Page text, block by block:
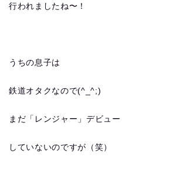
行われましたね〜！
うちの息子は
鉄道オタクなので(^_^;)
まだ「レンジャー」デビュー
していないのですが（笑）